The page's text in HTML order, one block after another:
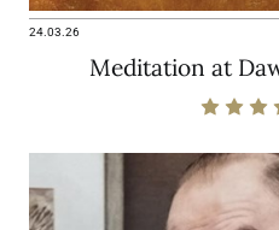
24.03.26
Meditation at